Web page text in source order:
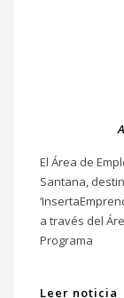
El Área de
Santana,
a través del
Programa
Leer noticia